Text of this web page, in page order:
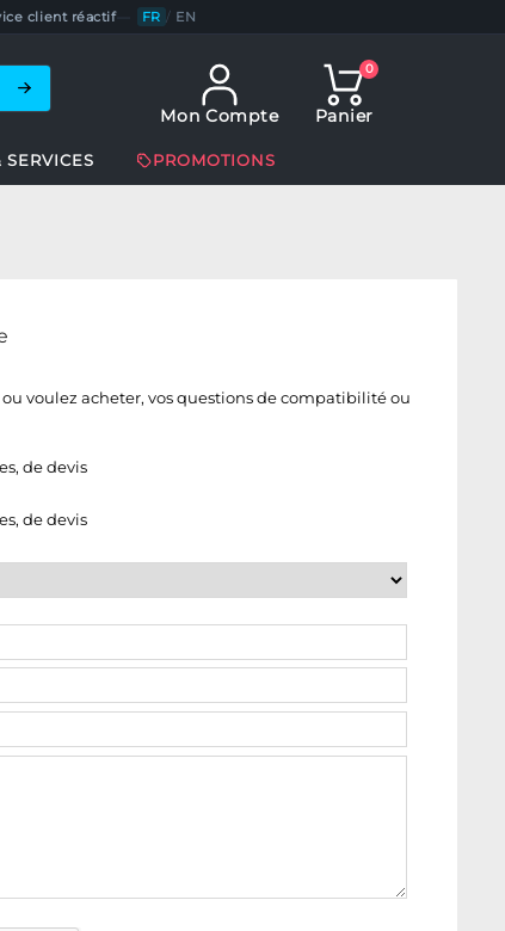
client réactif— FR / EN
Mon Compte
0
Panier
SERVICES PROMOTIONS
voulez acheter, vos questions de compatibilité ou
de devis
de devis